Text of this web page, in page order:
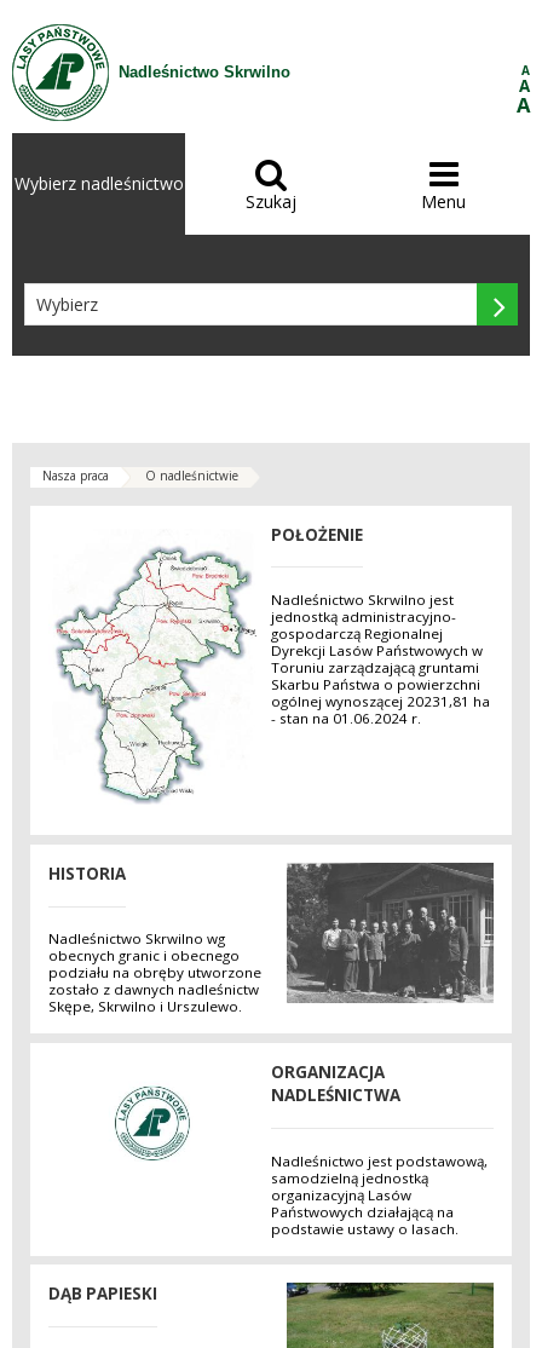
Przejdź do treści
Nadleśnictwo Skrwilno A
A
A
Wybierz nadleśnictwo 
Szukaj

Menu

Nasza praca O nadleśnictwie
POŁOŻENIE
Nadleśnictwo Skrwilno jest
jednostką administracyjno-
gospodarczą Regionalnej
Dyrekcji Lasów Państwowych w
Toruniu zarządzającą gruntami
Skarbu Państwa o powierzchni
ogólnej wynoszącej 20231,81 ha
- stan na 01.06.2024 r.
HISTORIA
Nadleśnictwo Skrwilno wg
obecnych granic i obecnego
podziału na obręby utworzone
zostało z dawnych nadleśnictw
Skępe, Skrwilno i Urszulewo.
ORGANIZACJA
NADLEŚNICTWA
Nadleśnictwo jest podstawową,
samodzielną jednostką
organizacyjną Lasów
Państwowych działającą na
podstawie ustawy o lasach.
DĄB PAPIESKI